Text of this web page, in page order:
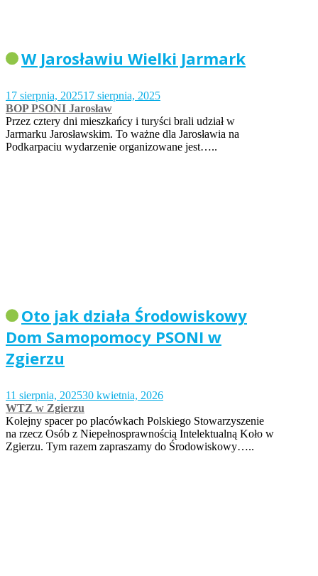
W Jarosławiu Wielki Jarmark
17 sierpnia, 202517 sierpnia, 2025
BOP PSONI Jarosław
Przez cztery dni mieszkańcy i turyści brali udział w
Jarmarku Jarosławskim. To ważne dla Jarosławia na
Podkarpaciu wydarzenie organizowane jest…..
Oto jak działa Środowiskowy
Dom Samopomocy PSONI w
Zgierzu
11 sierpnia, 202530 kwietnia, 2026
WTZ w Zgierzu
Kolejny spacer po placówkach Polskiego Stowarzyszenie
na rzecz Osób z Niepełnosprawnością Intelektualną Koło w
Zgierzu. Tym razem zapraszamy do Środowiskowy…..